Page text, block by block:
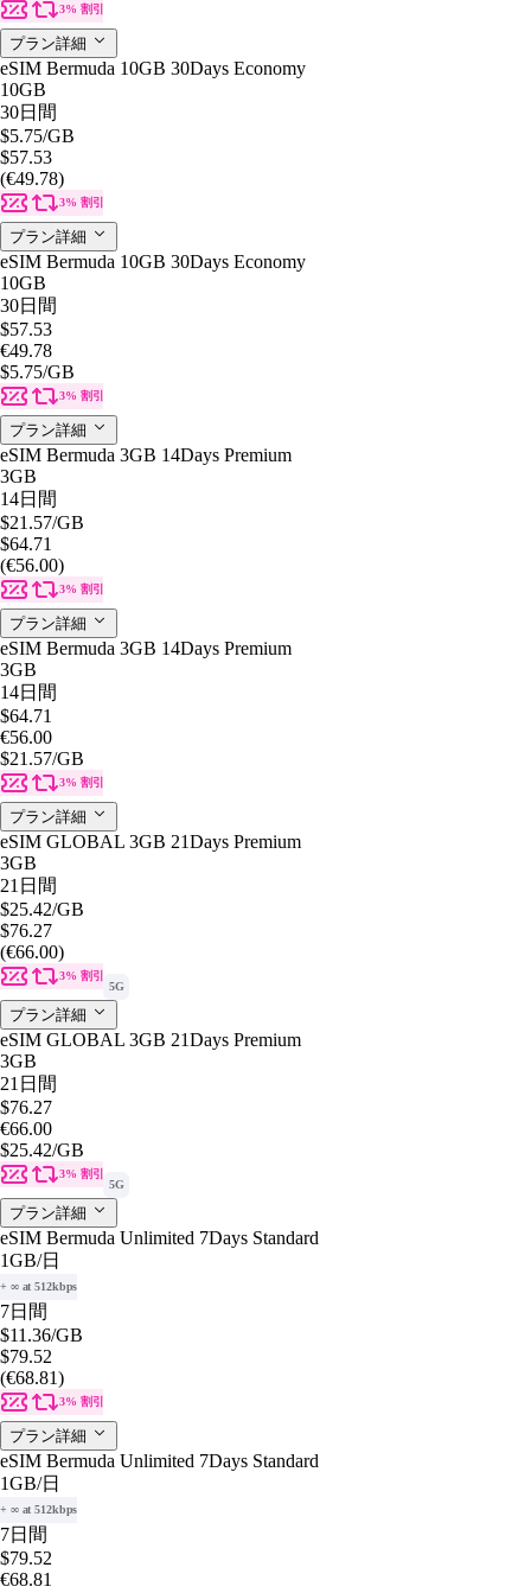
3% 割引
プラン詳細
eSIM Bermuda 10GB 30Days Economy
10GB
30日間
$5.75/GB
$57.53
(€49.78)
3% 割引
プラン詳細
eSIM Bermuda 10GB 30Days Economy
10GB
30日間
$57.53
€49.78
$5.75/GB
3% 割引
プラン詳細
eSIM Bermuda 3GB 14Days Premium
3GB
14日間
$21.57/GB
$64.71
(€56.00)
3% 割引
プラン詳細
eSIM Bermuda 3GB 14Days Premium
3GB
14日間
$64.71
€56.00
$21.57/GB
3% 割引
プラン詳細
eSIM GLOBAL 3GB 21Days Premium
3GB
21日間
$25.42/GB
$76.27
(€66.00)
3% 割引
5G
プラン詳細
eSIM GLOBAL 3GB 21Days Premium
3GB
21日間
$76.27
€66.00
$25.42/GB
3% 割引
5G
プラン詳細
eSIM Bermuda Unlimited 7Days Standard
1GB/日
+ ∞ at 512kbps
7日間
$11.36/GB
$79.52
(€68.81)
3% 割引
プラン詳細
eSIM Bermuda Unlimited 7Days Standard
1GB/日
+ ∞ at 512kbps
7日間
$79.52
€68.81